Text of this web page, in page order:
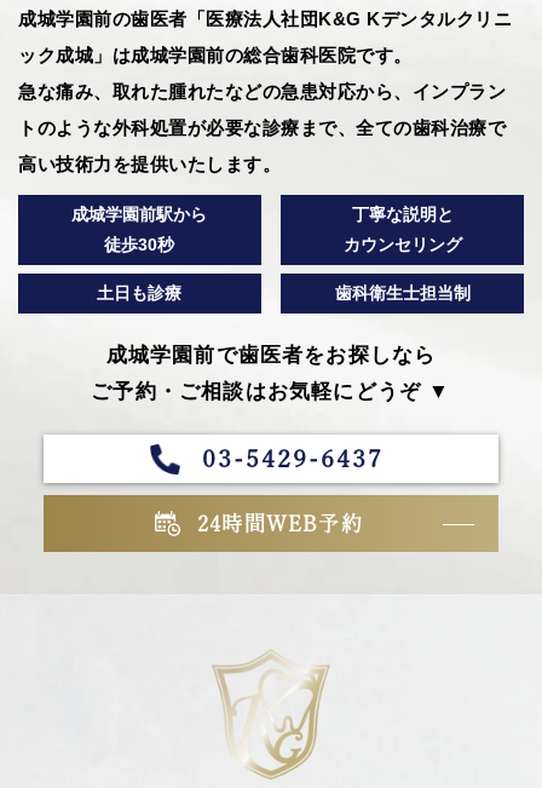
成城学園前の歯医者「医療法人社団K&G Kデンタルクリニ
ック成城」は成城学園前の総合歯科医院です。
急な痛み、取れた腫れたなどの急患対応から、インプラン
トのような外科処置が必要な診療まで、全ての歯科治療で
高い技術力を提供いたします。
成城学園前駅から
徒歩30秒
丁寧な説明と
カウンセリング
土日も診療 歯科衛生士担当制
成城学園前で歯医者をお探しなら
ご予約・ご相談はお気軽にどうぞ ▼
03-5429-6437
24時間WEB予約